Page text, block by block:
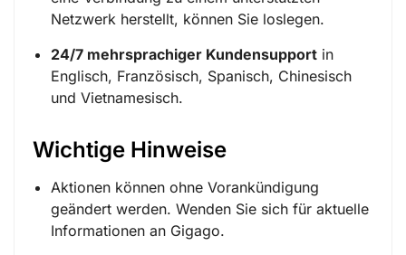
Netzwerk herstellt, können Sie loslegen.
24/7 mehrsprachiger Kundensupport in
Englisch, Französisch, Spanisch, Chinesisch
und Vietnamesisch.
Wichtige Hinweise
Aktionen können ohne Vorankündigung
geändert werden. Wenden Sie sich für aktuelle
Informationen an Gigago.